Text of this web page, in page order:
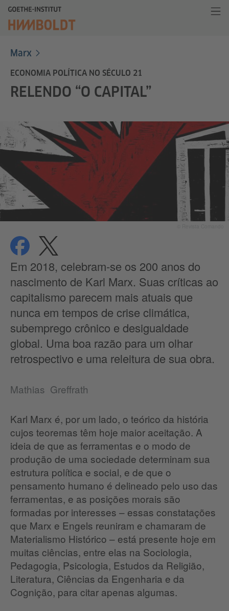
Marx
ECONOMIA POLÍTICA NO SÉCULO 21
RELENDO “O CAPITAL”
compartilharcompartilhar
Em 2018, celebram-se os 200 anos do
nascimento de Karl Marx. Suas críticas ao
capitalismo parecem mais atuais que
nunca em tempos de crise climática,
subemprego crônico e desigualdade
global. Uma boa razão para um olhar
retrospectivo e uma releitura de sua obra.
Mathias Greffrath
Karl Marx é, por um lado, o teórico da história
cujos teoremas têm hoje maior aceitação. A
ideia de que as ferramentas e o modo de
produção de uma sociedade determinam sua
estrutura política e social, e de que o
pensamento humano é delineado pelo uso das
ferramentas, e as posições morais são
formadas por interesses – essas constatações
que Marx e Engels reuniram e chamaram de
Materialismo Histórico – está presente hoje em
muitas ciências, entre elas na Sociologia,
Pedagogia, Psicologia, Estudos da Religião,
Literatura, Ciências da Engenharia e da
Cognição, para citar apenas algumas.